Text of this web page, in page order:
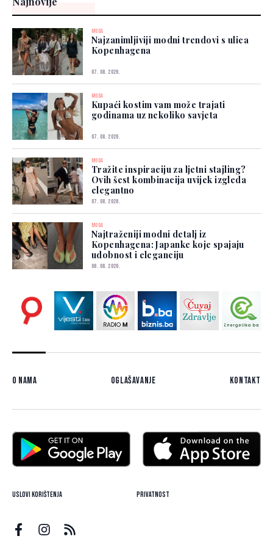
MODA
Najzanimljiviji modni trendovi s ulica
Kopenhagena
07. 08. 2026.
MODA
Kupaći kostim vam može trajati
godinama uz nekoliko savjeta
07. 08. 2026.
MODA
Tražite inspiraciju za ljetni stajling?
Ovih šest kombinacija uvijek izgleda
elegantno
07. 08. 2026.
MODA
Najtraženiji modni detalj iz
Kopenhagena: Japanke koje spajaju
udobnost i eleganciju
06. 08. 2026.
O nama Oglašavanje Kontakt
Uslovi korištenja Privatnost